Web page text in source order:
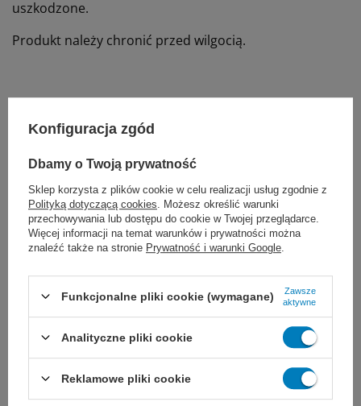
uszkodzone.
Produkt należy chronić przed wilgocią.
Marka Zarys
REF P1500-BF
Rodzaj
Przedłużacz do pomp
Marka
Zarys
Proponujemy również:
Konfiguracja zgód
Dbamy o Twoją prywatność
Sklep korzysta z plików cookie w celu realizacji usług zgodnie z
Polityką dotyczącą cookies . Możesz określić warunki
przechowywania lub dostępu do cookie w Twojej przeglądarce.
Więcej informacji na temat warunków i prywatności można
znaleźć także na stronie Prywatność i warunki Google
Funkcjonalne pliki cookie (wymagane)
Zawsze
aktywne
Analityczne pliki cookie
Reklamowe pliki cookie